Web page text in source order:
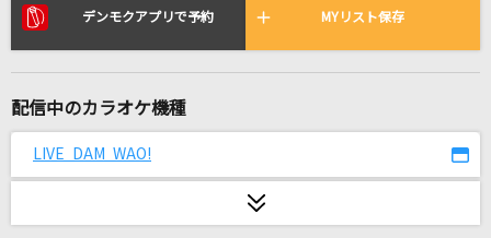
リアルタイムで歌われている曲の一覧
[生音]強く儚い者たち
[生音]大空と大地の中で
デンモクアプリで予約 MYリスト保存
配信中のカラオケ機種
LIVE DAM WAO!